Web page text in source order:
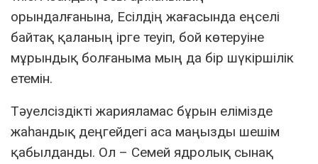
орындалғанына, Есілдің жағасында еңселі
байтақ қаланың ірге теуіп, бой көтеруіне
мұрындық болғаныма мың да бір шүкіршілік
етемін.
Тәуелсіздікті жарияламас бұрын елімізде
жаһандық деңгейдегі аса маңызды шешім
қабылданды. Ол – Семей ядролық сынақ